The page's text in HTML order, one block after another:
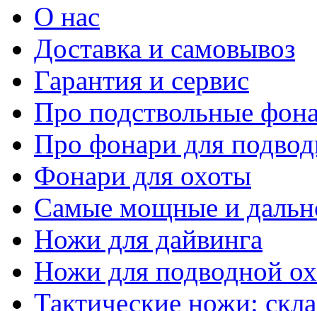
О нас
Доставка и самовывоз
Гарантия и сервис
Про подствольные
Про фонари для
Фонари для охоты
Самые мощные и
Ножи для дайвинга
Ножи для подводной
Тактические ножи: